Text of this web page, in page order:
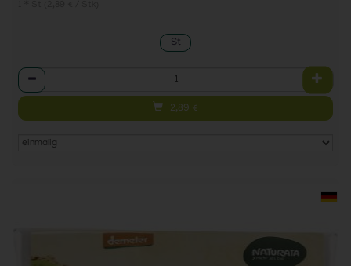
St
Anzahl
2,89 €